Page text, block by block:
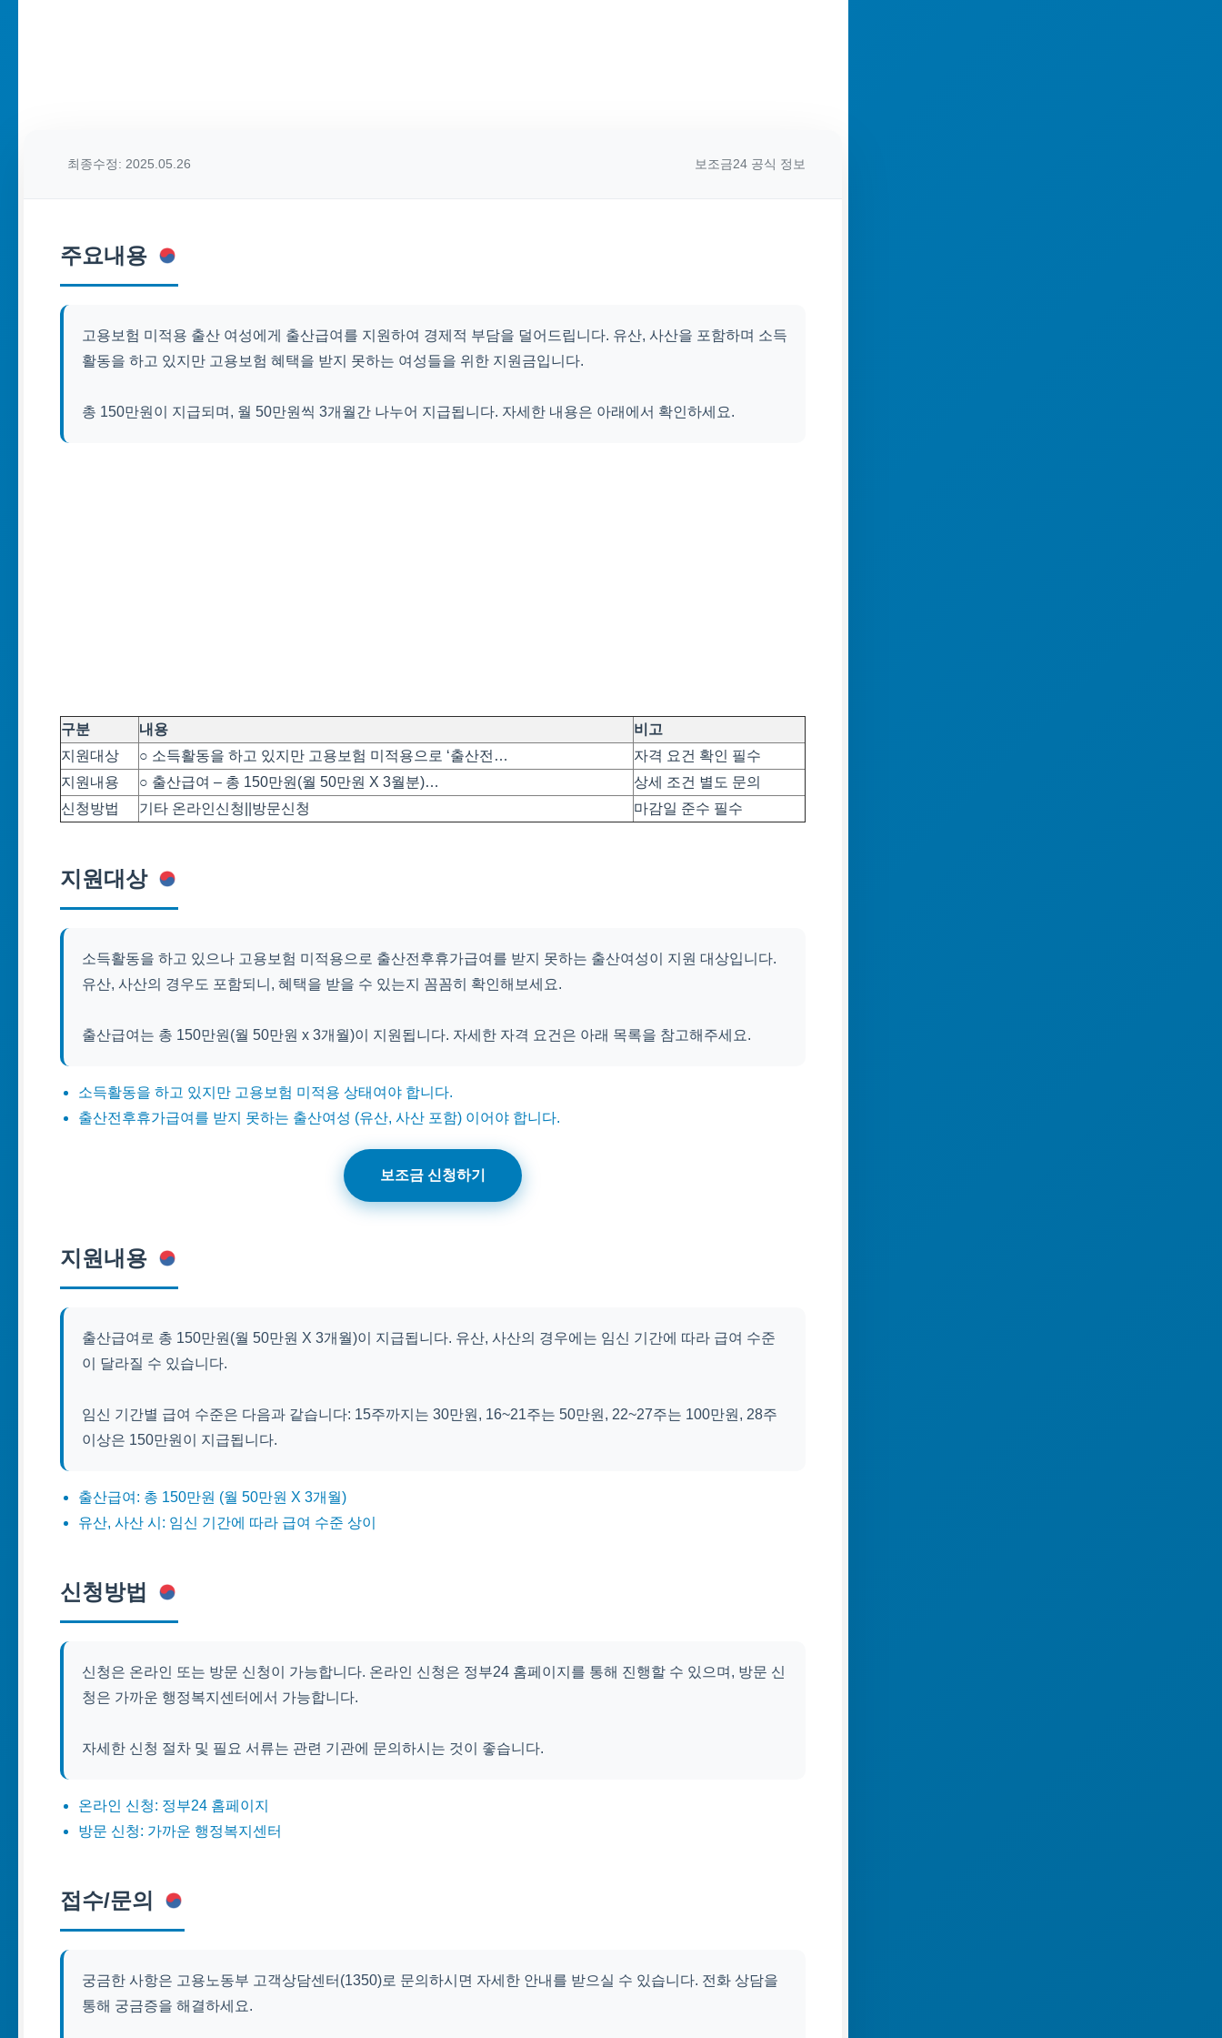
최종수정: 2025.05.26 보조금24 공식 정보
주요내용
고용보험 미적용 출산 여성에게 출산급여를 지원하여 경제적 부담을 덜어드립니다. 유산, 사산을 포함하며 소득
활동을 하고 있지만 고용보험 혜택을 받지 못하는 여성들을 위한 지원금입니다.
총 150만원이 지급되며, 월 50만원씩 3개월간 나누어 지급됩니다. 자세한 내용은 아래에서 확인하세요.
구분 내용
비고
지원대상
○ 소득활동을 하고 있지만 고용보험 미적용으로 ‘출산전…
자격 요건 확인 필수
지원내용
○ 출산급여 – 총 150만원(월 50만원 X 3월분)…
상세 조건 별도 문의
신청방법
기타 온라인신청||방문신청 마감일 준수 필수
지원대상
소득활동을 하고 있으나 고용보험 미적용으로 출산전후휴가급여를 받지 못하는 출산여성이 지원 대상입니다.
유산, 사산의 경우도 포함되니, 혜택을 받을 수 있는지 꼼꼼히 확인해보세요.
출산급여는 총 150만원(월 50만원 x 3개월)이 지원됩니다. 자세한 자격 요건은 아래 목록을 참고해주세요.
소득활동을 하고 있지만 고용보험 미적용 상태여야 합니다.
출산전후휴가급여를 받지 못하는 출산여성 (유산, 사산 포함) 이어야 합니다.
보조금 신청하기
지원내용
출산급여로 총 150만원(월 50만원 X 3개월)이 지급됩니다. 유산, 사산의 경우에는 임신 기간에 따라 급여 수준
이 달라질 수 있습니다.
임신 기간별 급여 수준은 다음과 같습니다: 15주까지는 30만원, 16~21주는 50만원, 22~27주는 100만원, 28주
이상은 150만원이 지급됩니다.
출산급여: 총 150만원 (월 50만원 X 3개월)
유산, 사산 시: 임신 기간에 따라 급여 수준 상이
신청방법
신청은 온라인 또는 방문 신청이 가능합니다. 온라인 신청은 정부24 홈페이지를 통해 진행할 수 있으며, 방문 신
청은 가까운 행정복지센터에서 가능합니다.
자세한 신청 절차 및 필요 서류는 관련 기관에 문의하시는 것이 좋습니다.
온라인 신청: 정부24 홈페이지
방문 신청: 가까운 행정복지센터
접수/문의
궁금한 사항은 고용노동부 고객상담센터(1350)로 문의하시면 자세한 안내를 받으실 수 있습니다. 전화 상담을
통해 궁금증을 해결하세요.